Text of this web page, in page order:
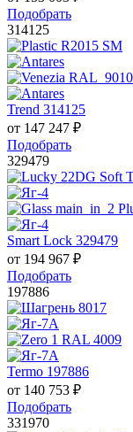
Подобрать
314125
Trend 314125
от 147 247 ₽
Подобрать
329479
Smart Lock 329479
от 194 967 ₽
Подобрать
197886
Termo 197886
от 140 753 ₽
Подобрать
331970